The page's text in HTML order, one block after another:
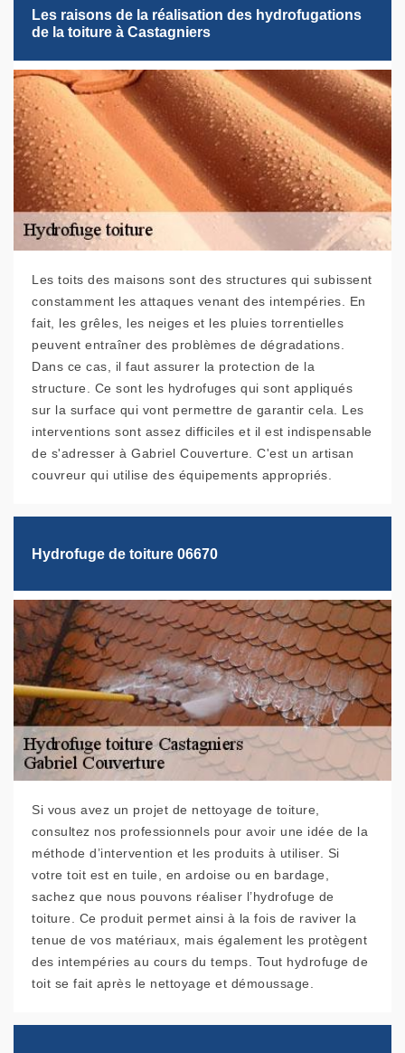
Les raisons de la réalisation des hydrofugations
de la toiture à Castagniers
Les toits des maisons sont des structures qui subissent
constamment les attaques venant des intempéries. En
fait, les grêles, les neiges et les pluies torrentielles
peuvent entraîner des problèmes de dégradations.
Dans ce cas, il faut assurer la protection de la
structure. Ce sont les hydrofuges qui sont appliqués
sur la surface qui vont permettre de garantir cela. Les
interventions sont assez difficiles et il est indispensable
de s'adresser à Gabriel Couverture. C'est un artisan
couvreur qui utilise des équipements appropriés.
Hydrofuge de toiture 06670
Si vous avez un projet de nettoyage de toiture,
consultez nos professionnels pour avoir une idée de la
méthode d’intervention et les produits à utiliser. Si
votre toit est en tuile, en ardoise ou en bardage,
sachez que nous pouvons réaliser l’hydrofuge de
toiture. Ce produit permet ainsi à la fois de raviver la
tenue de vos matériaux, mais également les protègent
des intempéries au cours du temps. Tout hydrofuge de
toit se fait après le nettoyage et démoussage.